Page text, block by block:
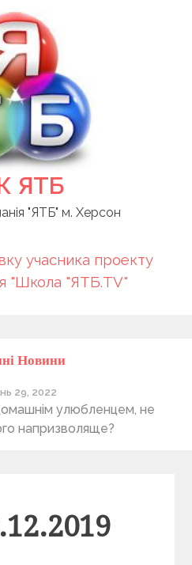
ЯТБ
"ЯТБ" м. Херсон
учасника проекту
"Школа "ЯТБ.TV"
Новини
29, 2022
улюбленцем, не
напризволяще?